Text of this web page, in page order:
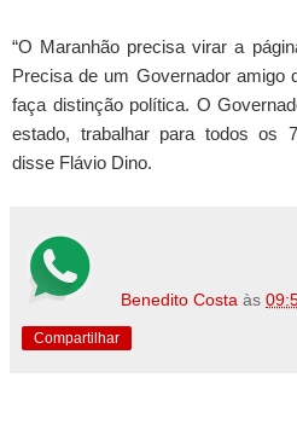
“O Maranhão precisa virar a
Precisa de um Governador amigo
faça distinção política. O
estado, trabalhar para todos os
disse Flávio Dino.
Benedito Costa às
Compartilhar